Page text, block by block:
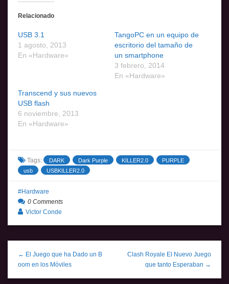
Relacionado
USB 3.1
1 agosto, 2013
En «Hardware»
TangoPC en un equipo de
escritorio del tamaño de
un smartphone
3 febrero, 2014
En «Hardware»
Transcend y sus nuevos
USB flash
6 noviembre, 2013
En «Hardware»
Tags: DARK Dark Purple KILLER2.0
PURPLE
usb
USBKILLER2.0
Hardware
0 Comments
Victor Conde
← El Juego que ha Dado un B
oom en los Móviles
Clash Royale El Nuevo Juego
que tanto Esperaban →